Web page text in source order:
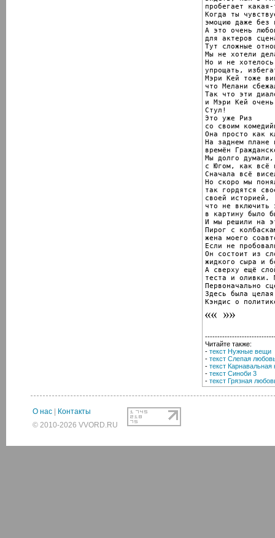
пробегает
Когда ты
эмоцию даже без
А это очень
для актеров
Тут сложные
Мы не хотели
Но и не
упрощать,
Мэри Кей тоже
что Мелани
Так что эти
и Мэри Кей
Стул!
Это уже Риз
со своим
Она просто как
На заднем плане
времён
Мы долго
с Югом, как всё
Сначала всё
Но скоро мы
так гордятся
своей историей,
что не включить
в картину было
И мы решили на
Пирог с
жена моего
Если не
Он состоит из
жидкого сыра и
А сверху ещё
теста и оливки.
Первоначально
Здесь была
Кэндис о
Читайте также:
- текст Нужные вещи
- текст Слепая
- текст Карнавальная
- текст Синоби 3
- текст Грязная
О нас
Контакты
© 2010-2026 VVORD.RU